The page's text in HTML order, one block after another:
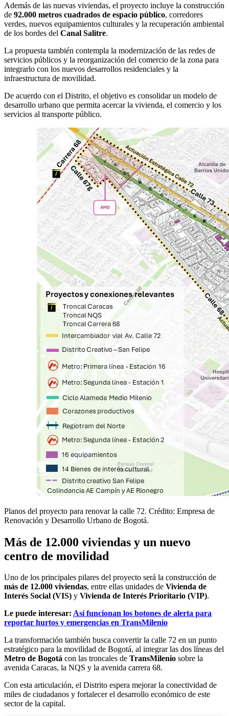
Además de las nuevas viviendas, el proyecto incluye la construcción
de 92.000 metros cuadrados de espacio público, corredores
verdes, nuevos equipamientos culturales y la recuperación ambiental
de los bordes del Canal Salitre.
La propuesta también contempla la modernización de las redes de
servicios públicos y la reorganización del comercio de la zona para
integrarlo con los nuevos desarrollos residenciales y la
infraestructura de movilidad.
De acuerdo con el Distrito, el objetivo es consolidar un modelo de
desarrollo urbano que permita acercar la vivienda, el comercio y los
servicios al transporte público.
Planos del proyecto para renovar la calle 72. Crédito: Empresa de
Renovación y Desarrollo Urbano de Bogotá.
Más de 12.000 viviendas y un nuevo
centro de movilidad
Uno de los principales pilares del proyecto será la construcción de
más de 12.000 viviendas, entre ellas unidades de Vivienda de
Interés Social (VIS) y Vivienda de Interés Prioritario (VIP).
Le puede interesar: Así funcionan los botones de alerta para
reportar hurtos y emergencias en TransMilenio
La transformación también busca convertir la calle 72 en un punto
estratégico para la movilidad de Bogotá, al integrar las dos líneas del
Metro de Bogotá con las troncales de TransMilenio sobre la
avenida Caracas, la NQS y la avenida carrera 68.
Con esta articulación, el Distrito espera mejorar la conectividad de
miles de ciudadanos y fortalecer el desarrollo económico de este
sector de la capital.